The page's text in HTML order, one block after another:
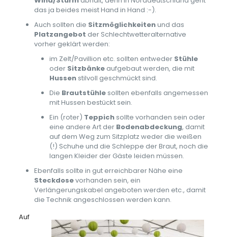
das ja beides meist Hand in Hand :-).
Auch sollten die Sitzmöglichkeitenund das
Platzangebot der Schlechtwetteralternative
vorher geklärt werden:
im Zelt/Pavillion etc. sollten entweder Stühle
oder Sitzbänkeaufgebaut werden, die mit
Hussenstilvoll geschmückt sind.
Die Brautstühlesollten ebenfalls angemessen
mit Hussen bestückt sein.
Ein (roter) Teppichsollte vorhanden sein oder
eine andere Art der Bodenabdeckung, damit
auf dem Weg zum Sitzplatz weder die weißen
(!) Schuhe und die Schleppe der Braut, noch die
langen Kleider der Gäste leiden müssen.
Ebenfalls sollte in gut erreichbarer Nähe eine
Steckdosevorhanden sein, ein
Verlängerungskabel angeboten werden etc., damit
die Technik angeschlossen werden kann.
Auf